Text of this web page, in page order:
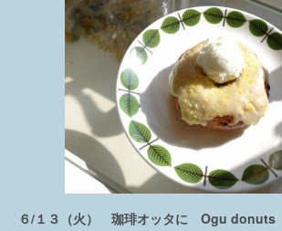
６/１３（火） 珈琲オッタに Ogu donuts